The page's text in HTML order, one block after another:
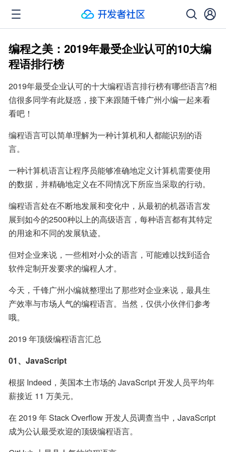
编程之美：2019年最受企业认可的10大编
程语排行榜
2019年最受企业认可的十大编程语言排行榜有哪些语言?相
信很多同学有此疑惑，接下来跟随千锋广州小编一起来看
看吧！
编程语言可以简单理解为一种计算机和人都能识别的语
言。
一种计算机语言让程序员能够准确地定义计算机需要使用
的数据，并精确地定义在不同情况下所应当采取的行动。
编程语言处在不断地发展和变化中，从最初的机器语言发
展到如今的2500种以上的高级语言，每种语言都有其特定
的用途和不同的发展轨迹。
但对企业来说，一些相对小众的语言，可能难以找到适合
软件定制开发要求的编程人才。
今天，千锋广州小编就整理出了那些对企业来说，最具生
产效率与市场人气的编程语言。当然，仅供小伙伴们参考
哦。
2019 年顶级编程语言汇总
01、JavaScript
根据 Indeed，美国本土市场的 JavaScript 开发人员平均年
薪接近 11 万美元。
在 2019 年 Stack Overflow 开发人员调查当中，JavaScript
成为公认最受欢迎的顶级编程语言。